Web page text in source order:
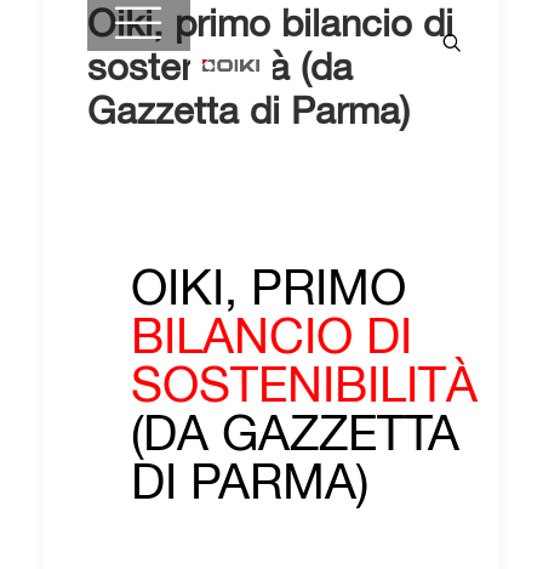
Oiki, primo bilancio di
sostenibilità (da
Gazzetta di Parma)
OIKI, PRIMO
BILANCIO DI
SOSTENIBILITÀ
(DA GAZZETTA
DI PARMA)